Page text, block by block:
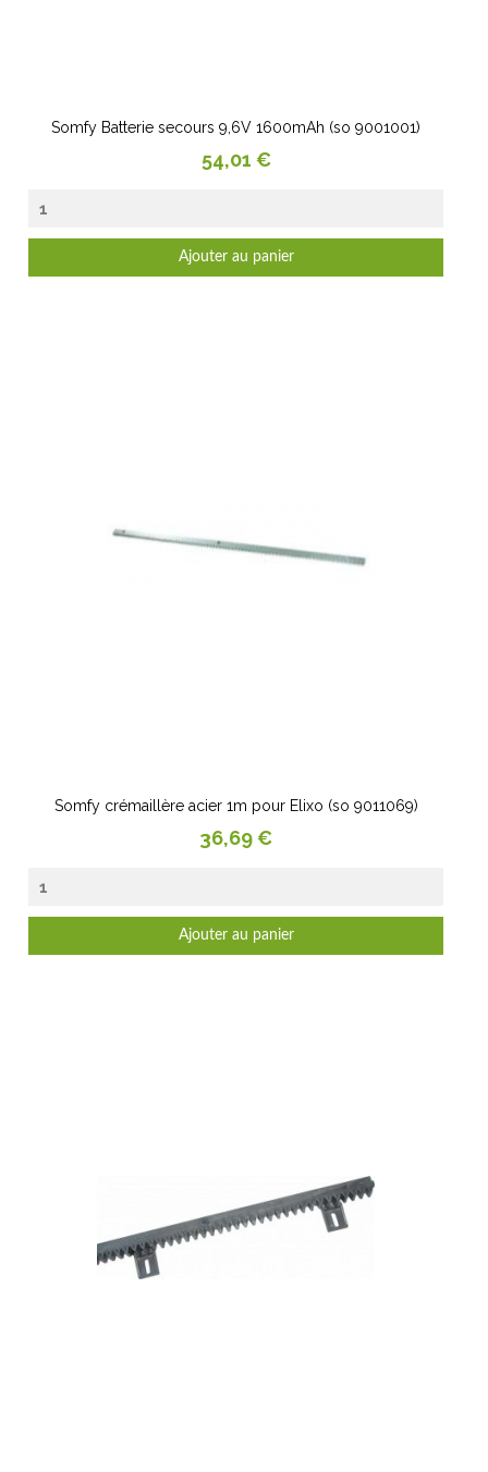
Somfy Batterie secours 9,6V 1600mAh (so 9001001)
Prix
54,01 €
Ajouter au panier
Somfy crémaillère acier 1m pour Elixo (so 9011069)
Prix
36,69 €
Ajouter au panier